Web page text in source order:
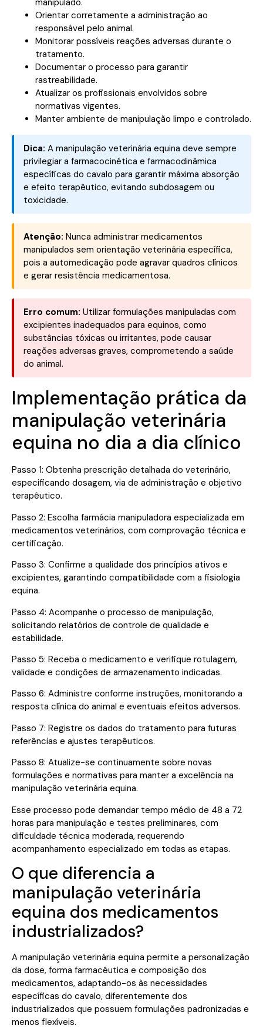
manipulado.
Orientar corretamente a administração ao
responsável pelo animal.
Monitorar possíveis reações adversas durante o
tratamento.
Documentar o processo para garantir
rastreabilidade.
Atualizar os profissionais envolvidos sobre
normativas vigentes.
Manter ambiente de manipulação limpo e controlado.
Dica: A manipulação veterinária equina deve sempre
privilegiar a farmacocinética e farmacodinâmica
específicas do cavalo para garantir máxima absorção
e efeito terapêutico, evitando subdosagem ou
toxicidade.
Atenção: Nunca administrar medicamentos
manipulados sem orientação veterinária específica,
pois a automedicação pode agravar quadros clínicos
e gerar resistência medicamentosa.
Erro comum: Utilizar formulações manipuladas com
excipientes inadequados para equinos, como
substâncias tóxicas ou irritantes, pode causar
reações adversas graves, comprometendo a saúde
do animal.
Implementação prática da
manipulação veterinária
equina no dia a dia clínico
Passo 1: Obtenha prescrição detalhada do veterinário,
especificando dosagem, via de administração e objetivo
terapêutico.
Passo 2: Escolha farmácia manipuladora especializada em
medicamentos veterinários, com comprovação técnica e
certificação.
Passo 3: Confirme a qualidade dos princípios ativos e
excipientes, garantindo compatibilidade com a fisiologia
equina.
Passo 4: Acompanhe o processo de manipulação,
solicitando relatórios de controle de qualidade e
estabilidade.
Passo 5: Receba o medicamento e verifique rotulagem,
validade e condições de armazenamento indicadas.
Passo 6: Administre conforme instruções, monitorando a
resposta clínica do animal e eventuais efeitos adversos.
Passo 7: Registre os dados do tratamento para futuras
referências e ajustes terapêuticos.
Passo 8: Atualize-se continuamente sobre novas
formulações e normativas para manter a excelência na
manipulação veterinária equina.
Esse processo pode demandar tempo médio de 48 a 72
horas para manipulação e testes preliminares, com
dificuldade técnica moderada, requerendo
acompanhamento especializado em todas as etapas.
O que diferencia a
manipulação veterinária
equina dos medicamentos
industrializados?
A manipulação veterinária equina permite a personalização
da dose, forma farmacêutica e composição dos
medicamentos, adaptando-os às necessidades
específicas do cavalo, diferentemente dos
industrializados que possuem formulações padronizadas e
menos flexíveis.